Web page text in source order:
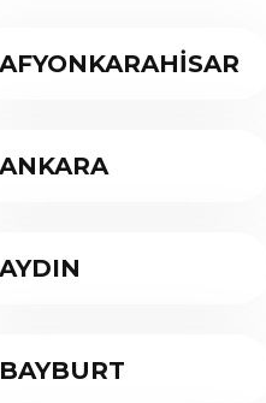
AFYONKARAHİSAR
ANKARA
AYDIN
BAYBURT